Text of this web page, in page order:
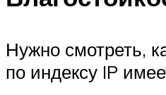
Нужно смотреть,
по индексу IP